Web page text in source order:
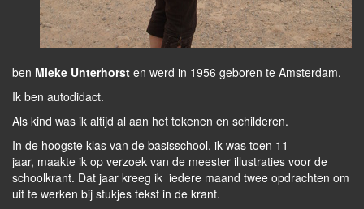
ben Mieke Unterhorst en werd in 1956 geboren te Amsterdam.
Ik ben autodidact.
Als kind was ik altijd al aan het tekenen en schilderen.
In de hoogste klas van de basisschool, ik was toen 11
jaar, maakte ik op verzoek van de meester illustraties voor de
schoolkrant. Dat jaar kreeg ik iedere maand twee opdrachten om
uit te werken bij stukjes tekst in de krant.